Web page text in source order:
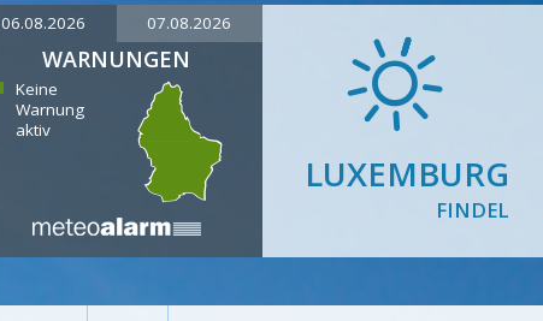
06.08.2026 07.08.2026
WARNUNGEN
Keine
Warnung
aktiv
LUXEMBURG
FINDEL